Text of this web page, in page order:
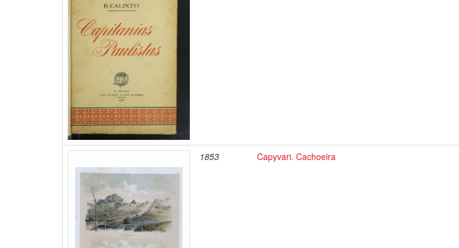
1853 Capyvari. Cachoeira